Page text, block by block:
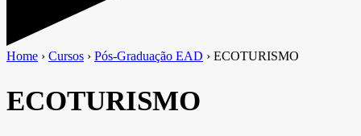
Home › Cursos › Pós-Graduação EAD › ECOTURISMO
ECOTURISMO